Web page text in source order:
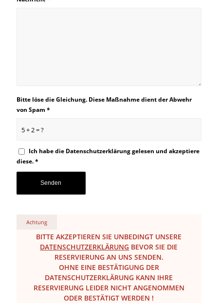
5 + 2 = ?
Bitte löse die Gleichung. Diese Maßnahme dient der Abwehr
von Spam *
Ich habe die Datenschutzerklärunggelesen und akzeptiere
diese.*
Achtung
BITTE AKZEPTIEREN SIE UNBEDINGT UNSERE
DATENSCHUTZERKLÄRUNG BEVOR SIE DIE
RESERVIERUNG AN UNS SENDEN.
OHNE EINE BESTÄTIGUNG DER
DATENSCHUTZERKLÄRUNG KANN IHRE
RESERVIERUNG LEIDER NICHT ANGENOMMEN
ODER BESTÄTIGT WERDEN !